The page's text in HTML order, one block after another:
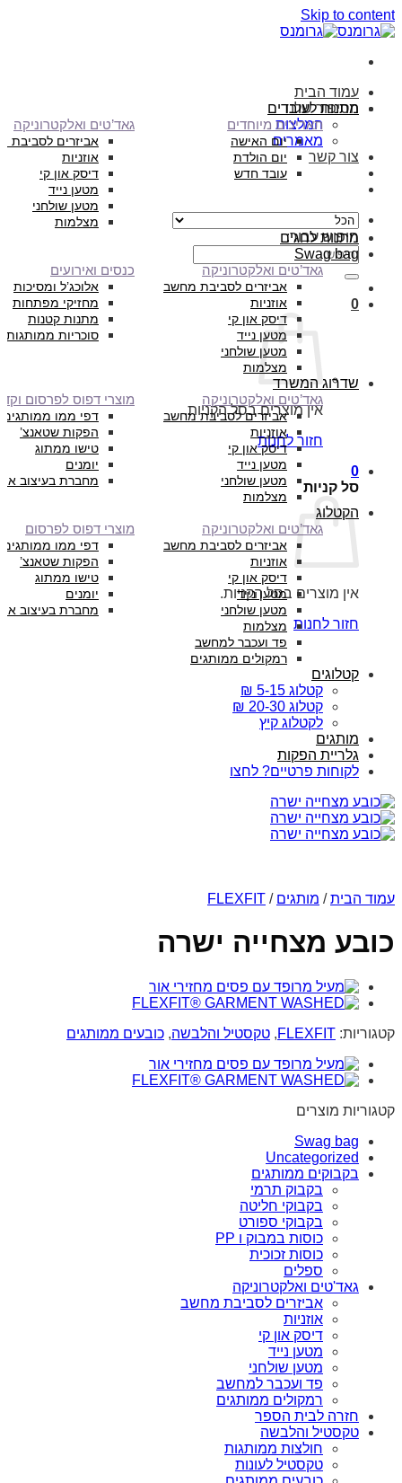
Skip to content
עמוד הבית
הסיפור שלנו
המלצות
מאמרים
צור קשר
חיפוש עבור:
0
אין מוצרים בסל הקניות.
חזור לחנות
0
סל קניות
אין מוצרים בסל הקניות.
חזור לחנות
מתנות לעובדים
תאריכים מיוחדים
יום האישה
יום הולדת
עובד חדש
גאד’טים ואלקטרוניקה
אביזרים לסביבת
אוזניות
דיסק און קי
מטען נייד
מטען שולחני
מצלמות
מתנות לחגים
Swag bag
גאד’טים ואלקטרוניקה
אביזרים לסביבת מחשב
אוזניות
דיסק און קי
מטען נייד
מטען שולחני
מצלמות
כנסים ואירועים
אלוכג’ל ומסיכות
מחזיקי מפתחות
מתנות קטנות
סוכריות ממותגות
שדרוג המשרד
גאד’טים ואלקטרוניקה
אביזרים לסביבת מחשב
אוזניות
דיסק און קי
מטען נייד
מטען שולחני
מצלמות
מוצרי דפוס לפרסום
דפי ממו ממותגים
הפקות שטאנצ’
טישו ממתוג
יומנים
מחברת בעיצוב
הקטלוג
גאד’טים ואלקטרוניקה
אביזרים לסביבת מחשב
אוזניות
דיסק און קי
מטען נייד
מטען שולחני
מצלמות
פד ועכבר למחשב
רמקולים ממותגים
מוצרי דפוס לפרסום
דפי ממו ממותגים
הפקות שטאנצ’
טישו ממתוג
יומנים
מחברת בעיצוב
קטלוגים
קטלוג 5-15 ₪
קטלוג 20-30 ₪
לקטלוג קיץ
מותגים
גלריית הפקות
לקוחות פרטיים? לחצו
עמוד הבית / מותגים /
FLEXFIT
כובע מצחייה ישרה
קטגוריות: FLEXFIT
, טקסטיל והלבשה, כובעים ממותגים
קטגוריות מוצרים
Swag bag
Uncategorized
בקבוקים ממותגים
בקבוק תרמי
בקבוקי חליטה
בקבוקי ספורט
כוסות במבוק ו PP
כוסות זכוכית
ספלים
גאד'טים ואלקטרוניקה
אביזרים לסביבת מחשב
אוזניות
דיסק און קי
מטען נייד
מטען שולחני
פד ועכבר למחשב
רמקולים ממותגים
חזרה לבית הספר
טקסטיל והלבשה
חולצות ממותגות
טקסטיל לעונות